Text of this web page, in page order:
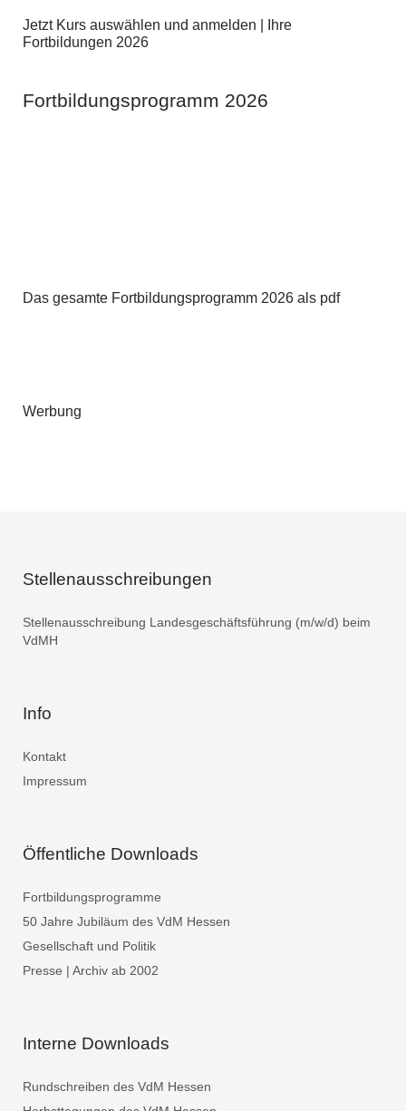
Jetzt Kurs auswählen und anmelden | Ihre
Fortbildungen 2026
Fortbildungsprogramm 2026
Das gesamte Fortbildungsprogramm 2026 als pdf
Werbung
Stellenausschreibungen
Stellenausschreibung Landesgeschäftsführung (m/w/d) beim
VdMH
Info
Kontakt
Impressum
Öffentliche Downloads
Fortbildungsprogramme
50 Jahre Jubiläum des VdM Hessen
Gesellschaft und Politik
Presse | Archiv ab 2002
Interne Downloads
Rundschreiben des VdM Hessen